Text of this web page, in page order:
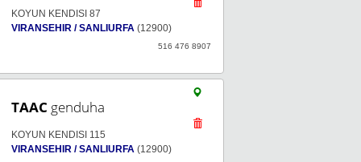
KOYUN KENDISI 87
VIRANSEHIR / SANLIURFA (12900)
516 476 8907
TAAC genduha
KOYUN KENDISI 115
VIRANSEHIR / SANLIURFA (12900)